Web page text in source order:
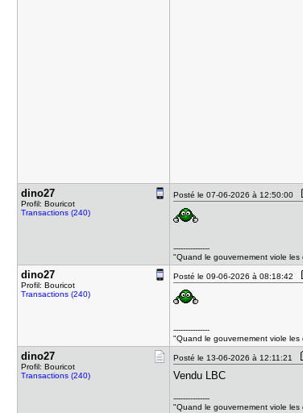
dino27
Profil: Bouricot
Transactions (240)
Posté le 07-06-2026 à 12:50:00
---------------
"Quand le gouvernement viole
dino27
Profil: Bouricot
Transactions (240)
Posté le 09-06-2026 à 08:18:42
---------------
"Quand le gouvernement viole
dino27
Profil: Bouricot
Transactions (240)
Posté le 13-06-2026 à 12:11:21
Vendu LBC
---------------
"Quand le gouvernement viole